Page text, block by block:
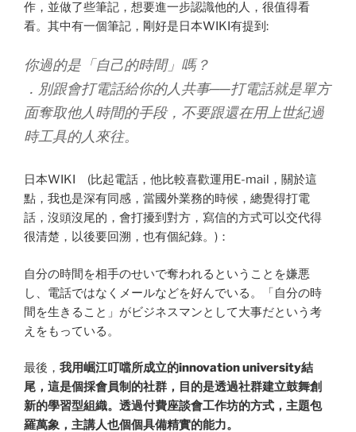
作，並做了些筆記，想要進一步認識他的人，很值得看
看。其中有一個筆記，剛好是日本WIKI有提到:
你過的是「自己的時間」嗎？
．別跟會打電話給你的人共事──打電話就是單方
面奪取他人時間的手段，不要跟還在用上世紀過
時工具的人來往。
日本WIKI (比起電話，他比較喜歡運用E-mail，關於這
點，我也是深有同感，當國外業務的時候，總覺得打電
話，沒頭沒尾的，會打擾到對方，寫信的方式可以交代得
很清楚，以後要回溯，也有個紀錄。)：
自分の時間を相手のせいで奪われるということを嫌悪
し、電話ではなくメールなどを好んでいる。「自分の時
間を生きること」がビジネスマンとして大事だという考
えをもっている。
最後， 我用崛江叮噹所成立的innovation university結
尾，這是個採會員制的社群，目的是透過社群建立鼓舞創
新的學習型組織。透過付費座談會工作坊的方式，主題包
羅萬象，主講人也個個具備精實的能力。